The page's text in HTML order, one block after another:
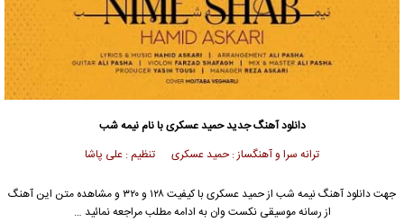
دانلود آهنگ جدیدحمید عسکریبا نام نیمه شب
ترانه سرا و آهنگساز : حمید عسکری تنظیم : علی پاشا
جهت دانلود آهنگ نیمه شب ازحمید عسکری
با کیفیت ۱۲۸ و ۳۲۰ و مشاهده متن این آهنگ
از رسانه موسیقی نکست وان به ادامه مطلب مراجعه نمائید …